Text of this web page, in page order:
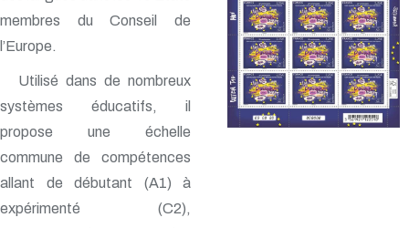
membres du Conseil de
l’Europe.
Utilisé dans de nombreux
systèmes éducatifs, il
propose une échelle
commune de compétences
allant de débutant (A1) à
expérimenté (C2),